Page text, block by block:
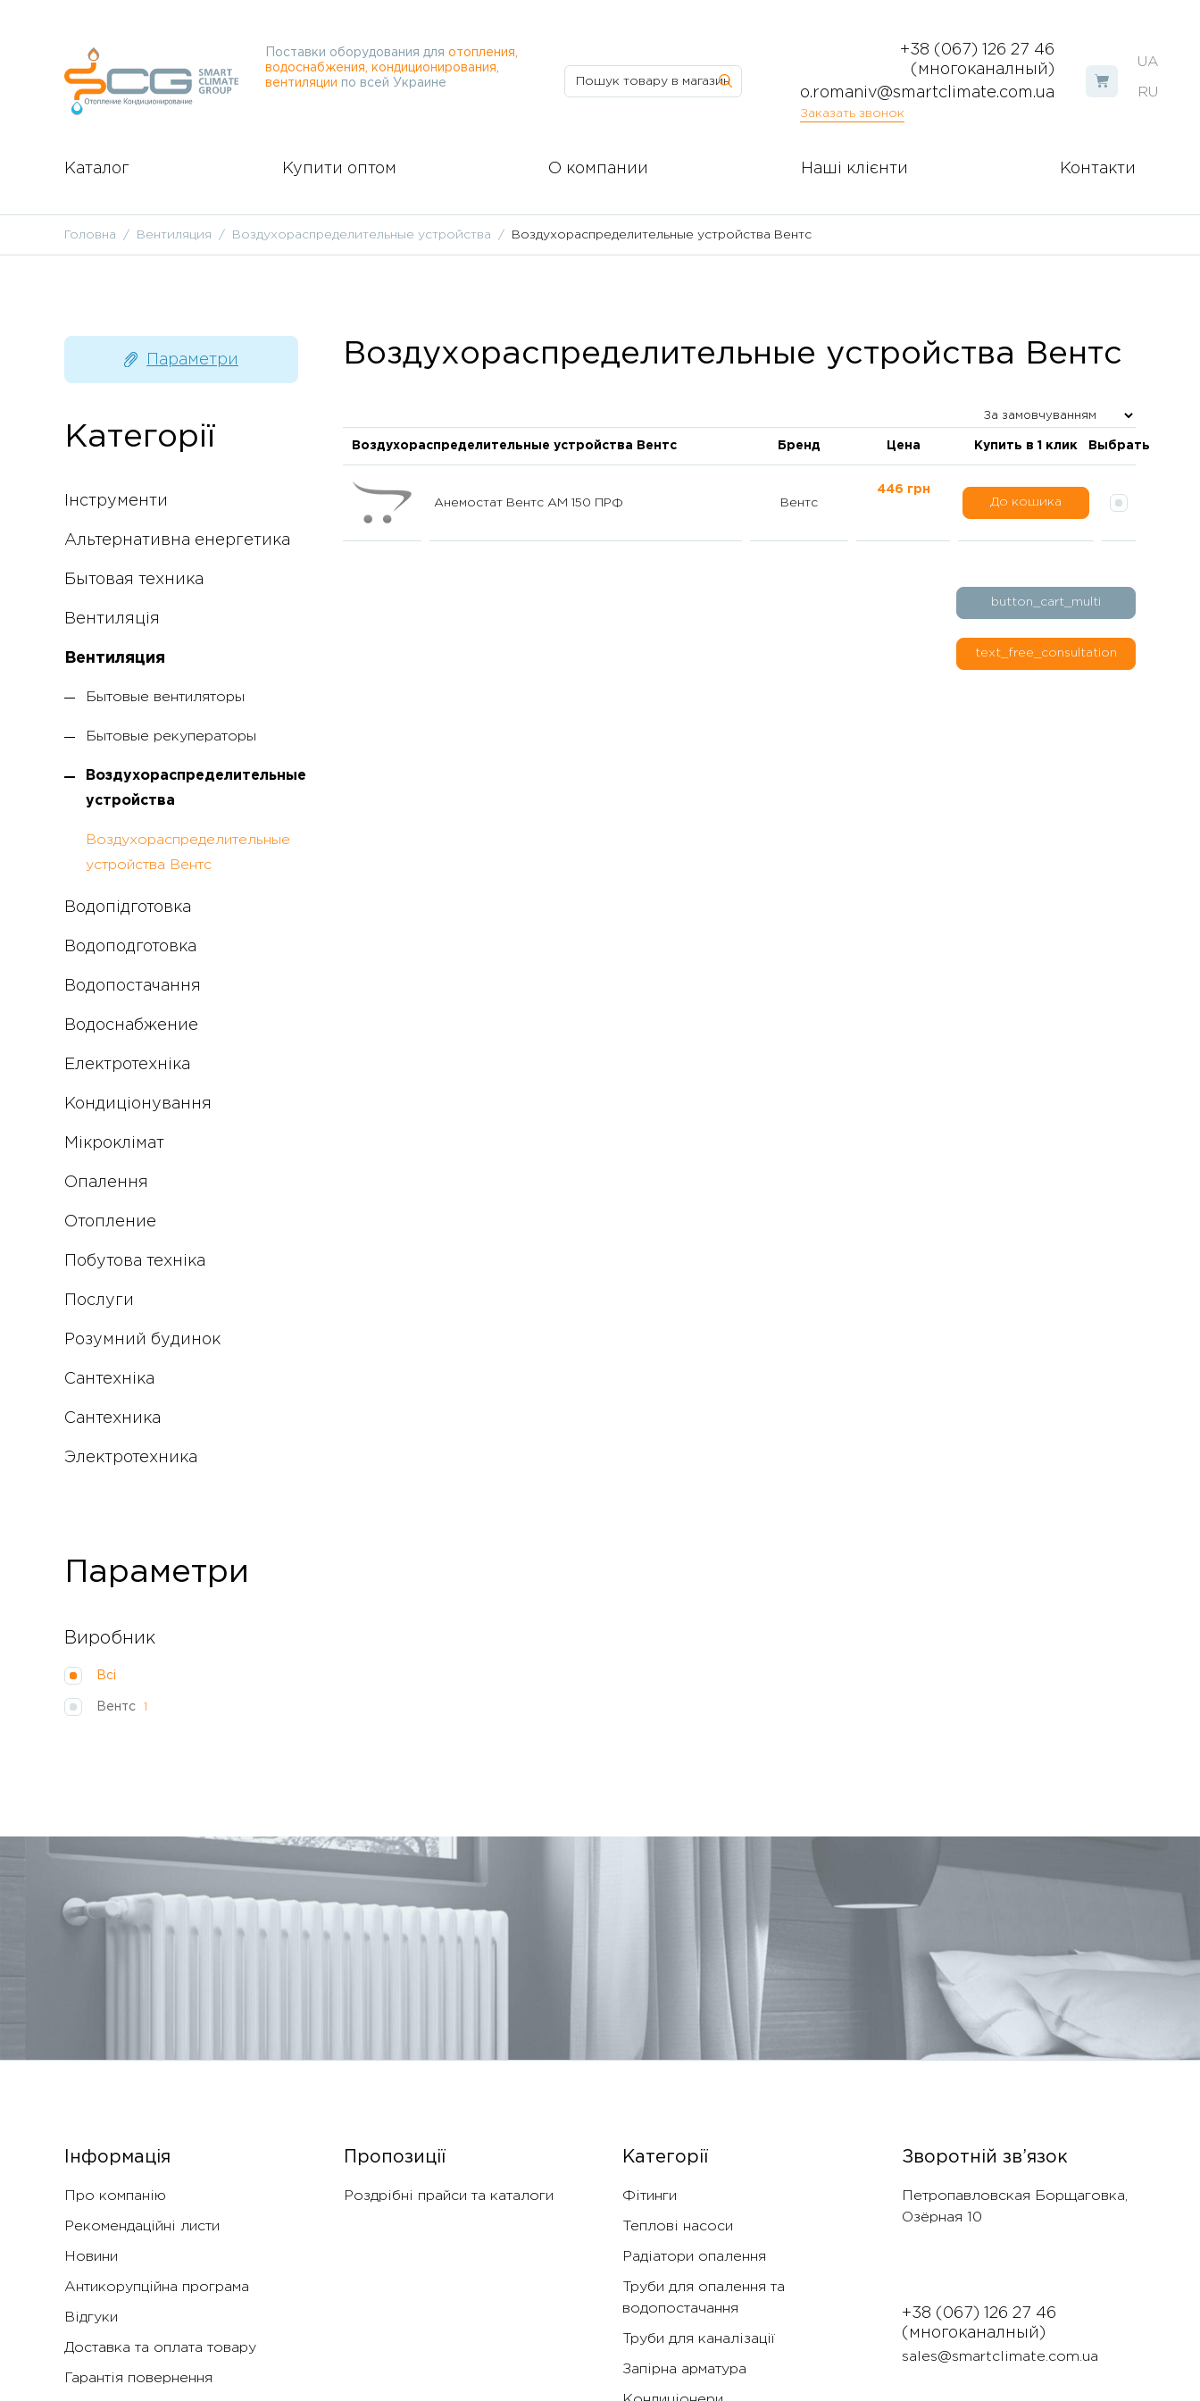
UA
RU
Поставки оборудования для отопления,
водоснабжения, кондиционирования,
вентиляции по всей Украине
+38 (067) 126 27 46
(многоканалный)
o.romaniv@smartclimate.com.ua
Заказать звонок
Каталог Купити оптом О компании Наші клієнти Контакти
Головна Вентиляция Воздухораспределительные устройства Воздухораспределительные устройства Вентс
Параметри
Категорії
Інструменти
Альтернативна енергетика
Бытовая техника
Вентиляція
Вентиляция
Бытовые вентиляторы
Бытовые рекуператоры
Воздухораспределительные
устройства
Воздухораспределительные
устройства Вентс
Водопідготовка
Водоподготовка
Водопостачання
Водоснабжение
Електротехніка
Кондиціонування
Мікроклімат
Опалення
Отопление
Побутова техніка
Послуги
Розумний будинок
Сантехніка
Сантехника
Электротехника
Параметри
Виробник
Всі
Вентс 1
Воздухораспределительные устройства Вентс
Воздухораспределительные устройства Вентс Бренд Цена Купить в 1 клик Выбрать
Анемостат Вентс АМ 150 ПРФ Вентс
446 грн
До кошика
button_cart_multi
text_free_consultation
Інформація
Про компанію
Рекомендаційні листи
Новини
Антикорупційна програма
Відгуки
Доставка та оплата товару
Гарантія повернення
Пропозиції
Роздрібні прайси та каталоги
Категорії
Фітинги
Теплові насоси
Радіатори опалення
Труби для опалення та
водопостачання
Труби для каналізації
Запірна арматура
Зворотній зв’язок
Петропавловская Борщаговка,
Озëрная 10
+38 (067) 126 27 46
(многоканалный)
sales@smartclimate.com.ua